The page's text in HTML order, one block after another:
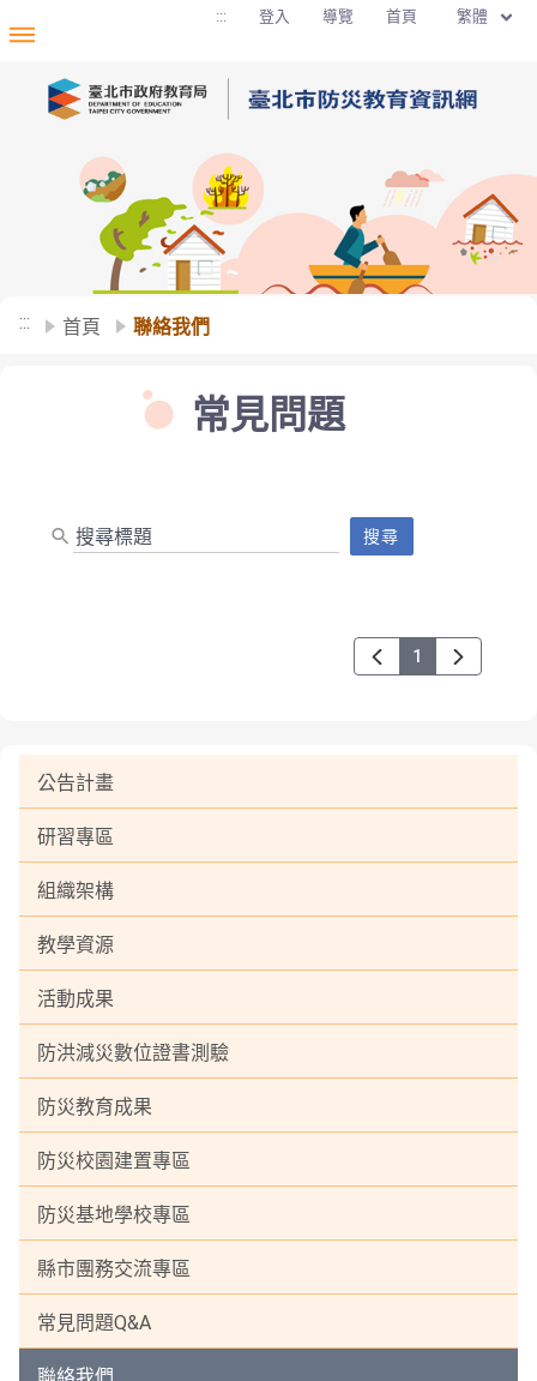
移至網頁之主要內容區位置
::: 登入 導覽 首頁 繁體
::: 首頁 聯絡我們
常見問題
搜尋標題 搜尋
1
公告計畫
研習專區
組織架構
教學資源
活動成果
防洪減災數位證書測驗
防災教育成果
防災校園建置專區
防災基地學校專區
縣市團務交流專區
常見問題Q&A